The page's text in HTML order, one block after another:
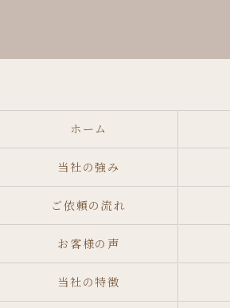
ホーム
当社の強み
ご依頼の流れ
お客様の声
当社の特徴